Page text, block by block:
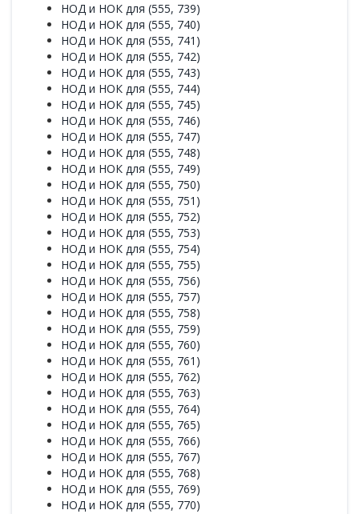
НОД и НОК для (555, 739)
НОД и НОК для (555, 740)
НОД и НОК для (555, 741)
НОД и НОК для (555, 742)
НОД и НОК для (555, 743)
НОД и НОК для (555, 744)
НОД и НОК для (555, 745)
НОД и НОК для (555, 746)
НОД и НОК для (555, 747)
НОД и НОК для (555, 748)
НОД и НОК для (555, 749)
НОД и НОК для (555, 750)
НОД и НОК для (555, 751)
НОД и НОК для (555, 752)
НОД и НОК для (555, 753)
НОД и НОК для (555, 754)
НОД и НОК для (555, 755)
НОД и НОК для (555, 756)
НОД и НОК для (555, 757)
НОД и НОК для (555, 758)
НОД и НОК для (555, 759)
НОД и НОК для (555, 760)
НОД и НОК для (555, 761)
НОД и НОК для (555, 762)
НОД и НОК для (555, 763)
НОД и НОК для (555, 764)
НОД и НОК для (555, 765)
НОД и НОК для (555, 766)
НОД и НОК для (555, 767)
НОД и НОК для (555, 768)
НОД и НОК для (555, 769)
НОД и НОК для (555, 770)